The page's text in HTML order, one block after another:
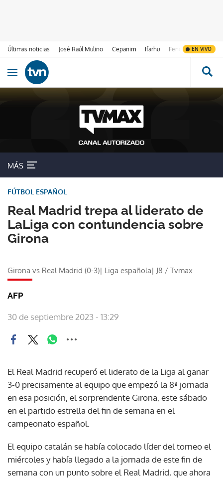
Últimas noticias José Raúl Mulino Cepanim Ifarhu Fenómeno de El
EN VIVO
Ir al contenido
Obrir navegació
MÁS
Real Madrid trepa al liderato de
LaLiga con contundencia sobre
Girona
FÚTBOL ESPAÑOL
Girona vs Real Madrid (0-3)| Liga española| J8 / Tvmax
AFP
30 de septiembre 2023 - 13:29
El Real Madrid recuperó el liderato de la Liga al ganar
3-0 precisamente al equipo que empezó la 8ª jornada
en esa posición, el sorprendente Girona, este sábado
en el partido estrella del fin de semana en el
campeonato español.
El equipo catalán se había colocado líder del torneo el
miércoles y había llegado a la jornada de este fin de
semana con un punto sobre el Real Madrid, que ahora